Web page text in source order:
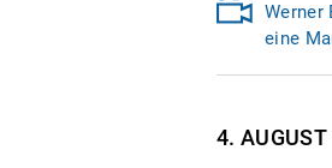
Werner
eine
4. AUGUST